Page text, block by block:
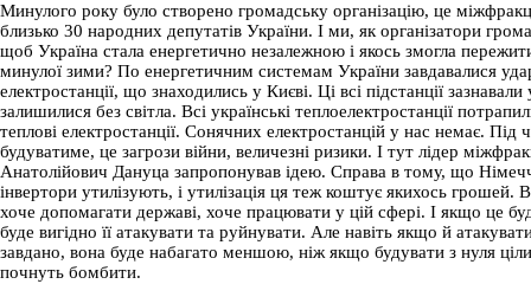
Минулого року було створено громадську організацію, це
близько 30 народних депутатів України. І ми, як організатори
щоб Україна стала енергетично незалежною і якось змогла
минулої зими? По енергетичним системам України завдавалися
електростанції, що знаходились у Києві. Ці всі підстанції
залишилися без світла. Всі українські теплоелектростанції
теплові електростанції. Сонячних електростанцій у нас немає. Під
будуватиме, це загрози війни, величезні ризики. І тут лідер
Анатолійович Дануца запропонував ідею. Справа в тому, що
інвертори утилізують, і утилізація ця теж коштує якихось грошей.
хоче допомагати державі, хоче працювати у цій сфері. І якщо це
буде вигідно її атакувати та руйнувати. Але навіть якщо й
завдано, вона буде набагато меншою, ніж якщо будувати з нуля
почнуть бомбити.